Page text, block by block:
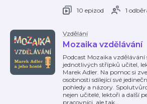
10 epizod
1
Vzdělání
Mozaika vzdělávání
Podcast Mozaika vzdělávání
jednotlivých střípků učitel,
Marek Adler. Na pomoc si
osobnosti sdílející své
pohledy a názory.
nejen učitelé, lektoři a další
pracovníci, ale tak…